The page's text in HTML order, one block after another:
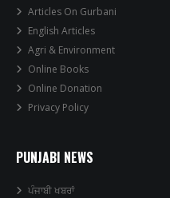
Articles On Gurbani
English Articles
Agri & Environment
Online Books
Online Donation
Privacy Policy
PUNJABI NEWS
ਪੰਜਾਬੀ ਖਬਰਾਂ